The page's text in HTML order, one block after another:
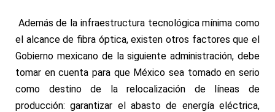
Además de la infraestructura tecnológica mínima como
el alcance de fibra óptica, existen otros factores que el
Gobierno mexicano de la siguiente administración, debe
tomar en cuenta para que México sea tomado en serio
como destino de la relocalización de líneas de
producción: garantizar el abasto de energía eléctrica,